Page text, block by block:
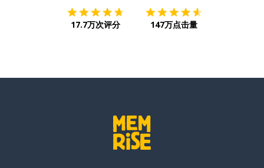
17.7万次评分 147万点击量